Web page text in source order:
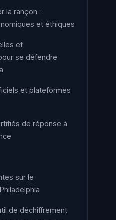
la rançon :
et éthiques
et
se défendre
et plateformes
de réponse à
sur le
de déchiffrement